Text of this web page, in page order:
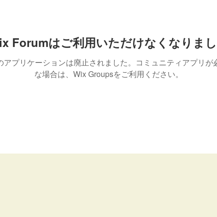
Forumはご利用いただけなくなりま
アプリケーションは廃止されました。コミュニティアプリが
な場合は、Wix Groupsをご利用ください。